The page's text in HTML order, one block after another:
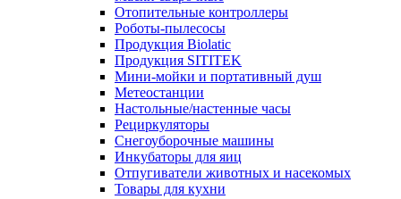
Отопительные контроллеры
Роботы-пылесосы
Продукция Biolatic
Продукция SITITEK
Мини-мойки и портативный душ
Метеостанции
Настольные/настенные часы
Рециркуляторы
Снегоуборочные машины
Инкубаторы для яиц
Отпугиватели животных и насекомых
Товары для кухни